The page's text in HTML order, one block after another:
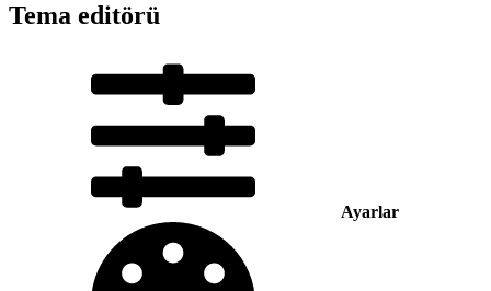
Tema editörü
Ayarlar